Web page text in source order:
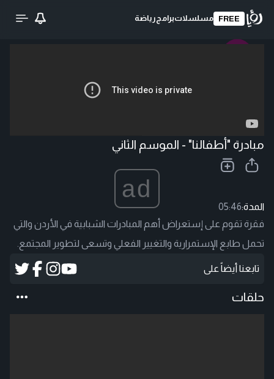
FREE مسلسلاتبرامج رياضة
مبادرة "أطفالنا" - الموسم الثاني
ad
المدة:05:46
فقرة تقوم على إستعراض أهم المبادرات الشبابية في الأردن والتي
تحمل طابع الإستمرارية والتغيير الفعلي وتسعى لتطوير المجتمع.
تابعنا أيضاً على
حلقات